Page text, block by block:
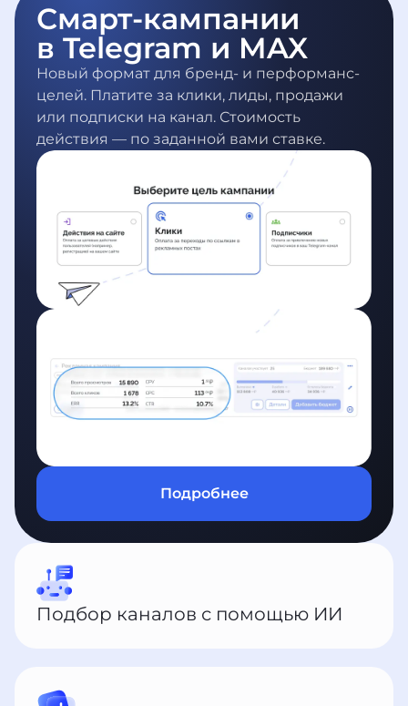
Смарт-кампании
в Telegram и MAX
Новый формат для бренд- и перформанс-
целей. Платите за клики, лиды, продажи
или подписки на канал. Стоимость
действия — по заданной вами ставке.
Подробнее
Подбор каналов с помощью ИИ